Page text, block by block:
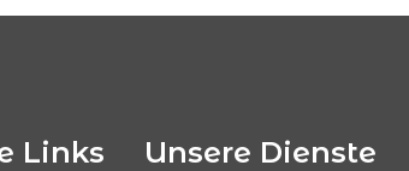
Links Unsere Dienste